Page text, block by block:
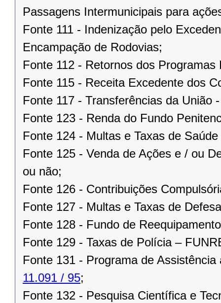
Passagens Intermunicipais para
Fonte 111 - Indenização pelo
Encampação de Rodovias;
Fonte 112 - Retornos dos
Fonte 115 - Receita Excedente dos
Fonte 117 - Transferências da União
Fonte 123 - Renda do Fundo
Fonte 124 - Multas e Taxas de
Fonte 125 - Venda de Ações e / ou
ou não;
Fonte 126 - Contribuições
Fonte 127 - Multas e Taxas de
Fonte 128 - Fundo de
Fonte 129 - Taxas de Polícia –
Fonte 131 - Programa de
11.091 / 95;
Fonte 132 - Pesquisa Científica e